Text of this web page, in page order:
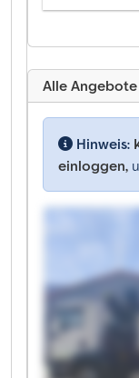
Alle
Hinweis:
einloggen,